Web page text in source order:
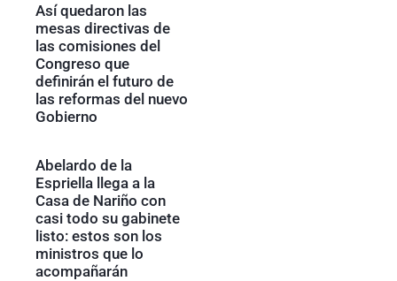
Así quedaron las
mesas directivas de
las comisiones del
Congreso que
definirán el futuro de
las reformas del nuevo
Gobierno
Abelardo de la
Espriella llega a la
Casa de Nariño con
casi todo su gabinete
listo: estos son los
ministros que lo
acompañarán